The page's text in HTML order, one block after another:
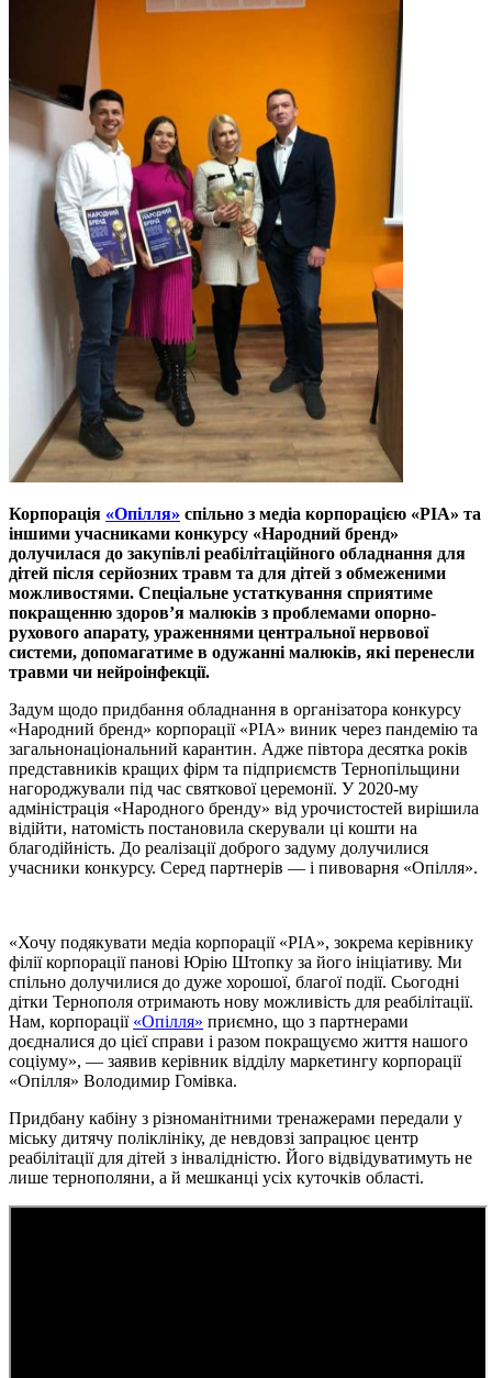
Корпорація «Опілля» спільно з медіа корпорацією «РІА» та
іншими учасниками конкурсу «Народний бренд»
долучилася до закупівлі реабілітаційного обладнання для
дітей після серйозних травм та для дітей з обмеженими
можливостями. Спеціальне устаткування сприятиме
покращенню здоров’я малюків з проблемами опорно-
рухового апарату, ураженнями центральної нервової
системи, допомагатиме в одужанні малюків, які перенесли
травми чи нейроінфекції.
Задум щодо придбання обладнання в організатора конкурсу
«Народний бренд» корпорації «РІА» виник через пандемію та
загальнонаціональний карантин. Адже півтора десятка років
представників кращих фірм та підприємств Тернопільщини
нагороджували під час святкової церемонії. У 2020-му
адміністрація «Народного бренду» від урочистостей вирішила
відійти, натомість постановила скерували ці кошти на
благодійність. До реалізації доброго задуму долучилися
учасники конкурсу. Серед партнерів — і пивоварня «Опілля».
«Хочу подякувати медіа корпорації «РІА», зокрема керівнику
філії корпорації панові Юрію Штопку за його ініціативу. Ми
спільно долучилися до дуже хорошої, благої події. Сьогодні
дітки Тернополя отримають нову можливість для реабілітації.
Нам, корпорації «Опілля» приємно, що з партнерами
доєдналися до цієї справи і разом покращуємо життя нашого
соціуму», — заявив керівник відділу маркетингу корпорації
«Опілля» Володимир Гомівка.
Придбану кабіну з різноманітними тренажерами передали у
міську дитячу поліклініку, де невдовзі запрацює центр
реабілітації для дітей з інвалідністю. Його відвідуватимуть не
лише тернополяни, а й мешканці усіх куточків області.